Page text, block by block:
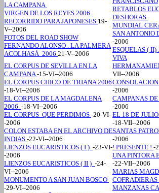
LA CAMPANA
VIRGEN DE LOS REYES 2006 .
RECORRIDO PARA JAPONESES 19-
V--2006
FOTOS DEL ROAD SHOW
FERNANDO ALONSO . LA PALMERA
ACOLHASÁ 2006 21-V--2006
RETABLOS
DESHORAS
MUNDIAL
SAN ANTONIO
-2006
ESQUELAS ( II)
VIVA
EL CORPUS DE SEVILLA EN LA
CAMPANA-15-VI--2006
EL CORPUS CHICO DE TRIANA 2006
-18-VI--2006
EL CORPUS DE LA MAGDALENA
2006 -18-VI--2006
EL CORPUS QUE PERDIMOS -20-VI-
-2006
COLON ESTABA EN EL ARCHIVO DE
INDIAS -22-VI--2006
LIENZOS EUCARISTICOS ( I ) -23-VI-
-2006
LIENZOS EUCARISTICOS ( II ) -24-
VI--2006
MONUMENTO A SAN JUAN BOSCO
-29-VI--2006
VII--2006
-2006
CAMPANAS
-2006
EL 18 DE
-18-VII--2006
SANTAS
-2006
! PRESENTE ! -
UNA PINTORA
-22-VII--2006
MARIAS
COFRADIERAS
MANZANAS